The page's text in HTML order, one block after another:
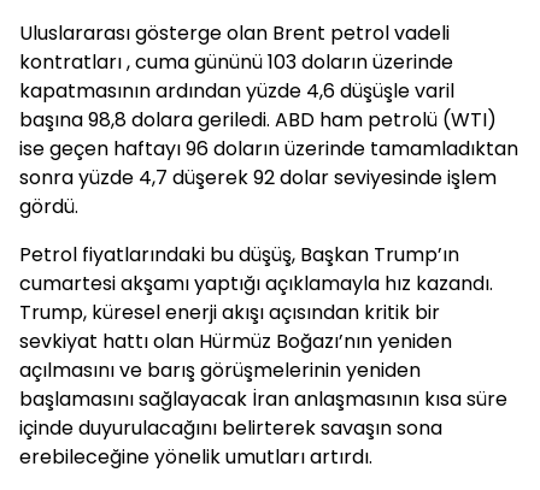
Uluslararası gösterge olan Brent petrol vadeli
kontratları , cuma gününü 103 doların üzerinde
kapatmasının ardından yüzde 4,6 düşüşle varil
başına 98,8 dolara geriledi. ABD ham petrolü (WTI)
ise geçen haftayı 96 doların üzerinde tamamladıktan
sonra yüzde 4,7 düşerek 92 dolar seviyesinde işlem
gördü.
Petrol fiyatlarındaki bu düşüş, Başkan Trump’ın
cumartesi akşamı yaptığı açıklamayla hız kazandı.
Trump, küresel enerji akışı açısından kritik bir
sevkiyat hattı olan Hürmüz Boğazı’nın yeniden
açılmasını ve barış görüşmelerinin yeniden
başlamasını sağlayacak İran anlaşmasının kısa süre
içinde duyurulacağını belirterek savaşın sona
erebileceğine yönelik umutları artırdı.